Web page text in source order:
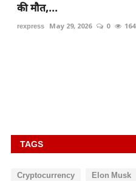
की मौत,...
rexpress May 29, 2026 0 164
TAGS
Cryptocurrency Elon Musk